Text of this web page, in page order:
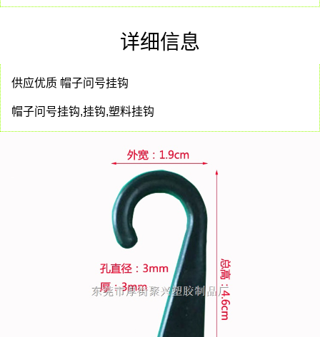
详细信息
供应优质 帽子问号挂钩
帽子问号挂钩,挂钩,塑料挂钩